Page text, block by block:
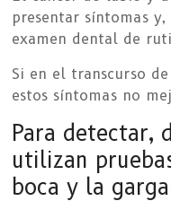
presentar síntomas
examen dental de
Si en el transcurso
estos síntomas no
Para detectar,
utilizan
boca y la